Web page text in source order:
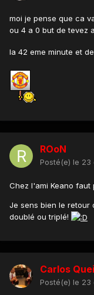
moi je pense que ca
ou 4 a 0 but de tevez
la 42 eme minute et
ROoN
Posté(e) le 23
Chez l'ami Keano faut
Je sens bien le retour
doublé ou triplé!
Carlos
Posté(e) le 23